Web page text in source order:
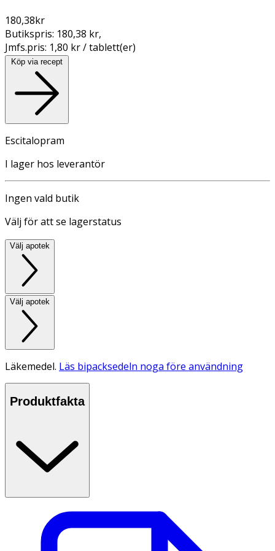
180,38kr
Butikspris: 180,38 kr,
Jmfs.pris: 1,80 kr / tablett(er)
Köp via recept
Escitalopram
I lager hos leverantör
Ingen vald butik
Välj för att se lagerstatus
Välj apotek
Välj apotek
Läkemedel. Läs bipacksedeln noga före användning
Produktfakta